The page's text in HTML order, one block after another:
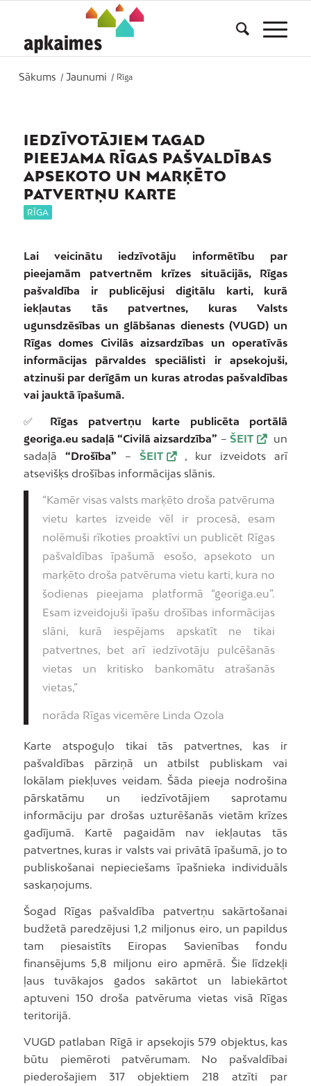
Sākums / Jaunumi / Rīga
IEDZĪVOTĀJIEM TAGAD
PIEEJAMA RĪGAS PAŠVALDĪBAS
APSEKOTO UN MARĶĒTO
PATVERTŅU KARTE
RĪGA
Lai veicinātu iedzīvotāju informētību par
pieejamām patvertnēm krīzes situācijās, Rīgas
pašvaldība ir publicējusi digitālu karti, kurā
iekļautas tās patvertnes, kuras Valsts
ugunsdzēsības un glābšanas dienests (VUGD) un
Rīgas domes Civilās aizsardzības un operatīvās
informācijas pārvaldes speciālisti ir apsekojuši,
atzinuši par derīgām un kuras atrodas pašvaldības
vai jauktā īpašumā.
✅ Rīgas patvertņu karte publicēta portālā
georiga.eu sadaļā “Civilā aizsardzība” –ŠEIT
un
sadaļā “Drošība” – ŠEIT
, kur izveidots arī
atsevišķs drošības informācijas slānis.
“Kamēr visas valsts marķēto droša patvēruma
vietu kartes izveide vēl ir procesā, esam
nolēmuši rīkoties proaktīvi un publicēt Rīgas
pašvaldības īpašumā esošo, apsekoto un
marķēto droša patvēruma vietu karti, kura no
šodienas pieejama platformā “georiga.eu”.
Esam izveidojuši īpašu drošības informācijas
slāni, kurā iespējams apskatīt ne tikai
patvertnes, bet arī iedzīvotāju pulcēšanās
vietas un kritisko bankomātu atrašanās
vietas,”
norāda Rīgas vicemēre Linda Ozola
Karte atspoguļo tikai tās patvertnes, kas ir
pašvaldības pārziņā un atbilst publiskam vai
lokālam piekļuves veidam. Šāda pieeja nodrošina
pārskatāmu un iedzīvotājiem saprotamu
informāciju par drošas uzturēšanās vietām krīzes
gadījumā. Kartē pagaidām nav iekļautas tās
patvertnes, kuras ir valsts vai privātā īpašumā, jo to
publiskošanai nepieciešams īpašnieka individuāls
saskaņojums.
Šogad Rīgas pašvaldība patvertņu sakārtošanai
budžetā paredzējusi 1,2 miljonus eiro, un papildus
tam piesaistīts Eiropas Savienības fondu
finansējums 5,8 miljonu eiro apmērā. Šie līdzekļi
ļaus tuvākajos gados sakārtot un labiekārtot
aptuveni 150 droša patvēruma vietas visā Rīgas
teritorijā.
VUGD patlaban Rīgā ir apsekojis 579 objektus, kas
būtu piemēroti patvērumam. No pašvaldībai
piederošajiem 317 objektiem 218 atzīti par